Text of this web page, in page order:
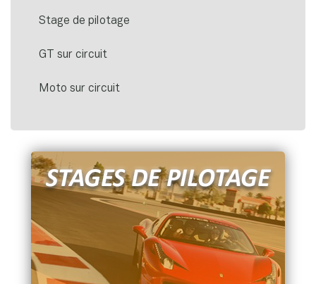
Stage de pilotage
GT sur circuit
Moto sur circuit